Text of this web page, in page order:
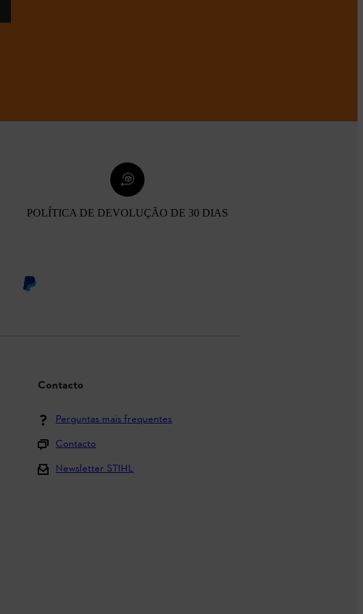
POLÍTICA DE DEVOLUÇÃO DE 30 DIAS
Contacto
Perguntas mais frequentes
Contacto
Newsletter STIHL